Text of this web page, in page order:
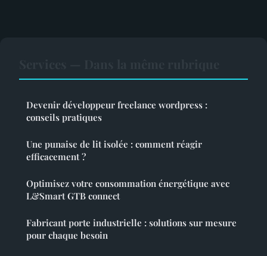
Devenir développeur freelance wordpress :
conseils pratiques
Une punaise de lit isolée : comment réagir
efficacement ?
Optimisez votre consommation énergétique avec
L&Smart GTB connect
Fabricant porte industrielle : solutions sur mesure
pour chaque besoin